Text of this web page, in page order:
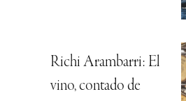
Richi Arambarri: El
vino, contado de